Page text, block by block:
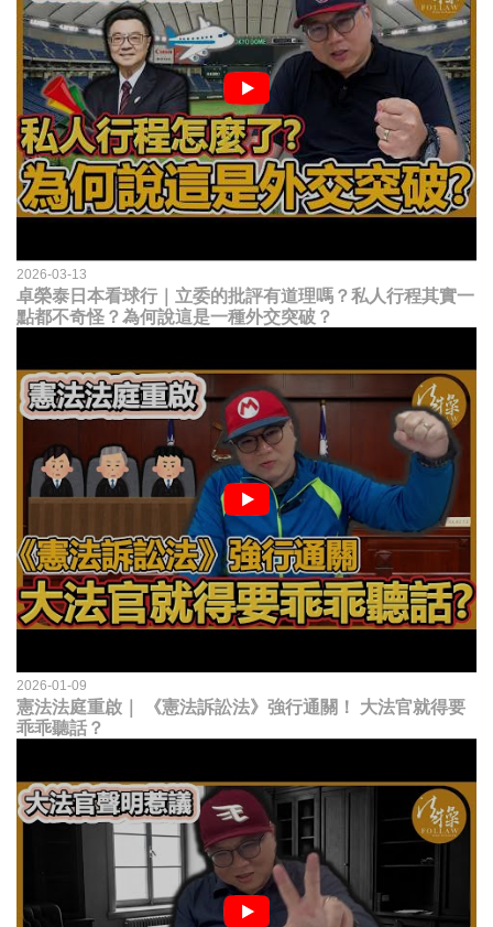
2026-03-13
卓榮泰日本看球行｜立委的批評有道理嗎？私人行程其實一
點都不奇怪？為何說這是一種外交突破？
2026-01-09
憲法法庭重啟｜ 《憲法訴訟法》強行通關！ 大法官就得要
乖乖聽話？